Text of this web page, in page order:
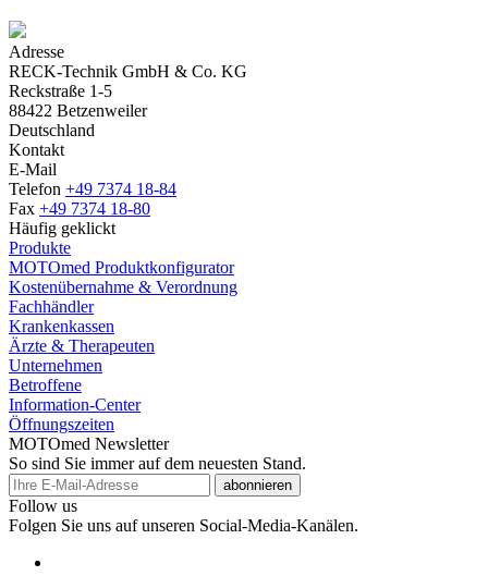
Adresse
RECK-Technik GmbH & Co. KG
Reckstraße 1-5
88422 Betzenweiler
Deutschland
Kontakt
E-Mail
Telefon +49 7374 18-84
Fax +49 7374 18-80
Häufig geklickt
Produkte
MOTOmed Produktkonfigurator
Kostenübernahme & Verordnung
Fachhändler
Krankenkassen
Ärzte & Therapeuten
Unternehmen
Betroffene
Information-Center
Öffnungszeiten
MOTOmed Newsletter
So sind Sie immer auf dem neuesten Stand.
abonnieren
Follow us
Folgen Sie uns auf unseren Social-Media-Kanälen.